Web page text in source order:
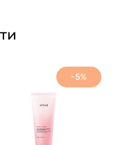
-5%